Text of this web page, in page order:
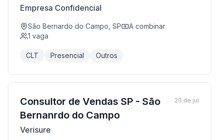
Empresa Confidencial
São Bernardo do Campo, SP
A combinar
1 vaga
CLT Presencial Outros
Consultor de Vendas SP - São
Bernanrdo do Campo
Verisure
20 de jul